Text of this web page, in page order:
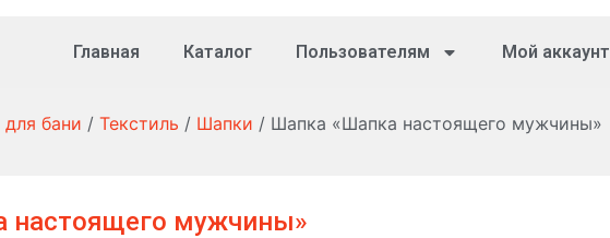
Главная Каталог Пользователям Мой аккаунт
бани / Текстиль / Шапки / Шапка «Шапка настоящего мужчины»
настоящего мужчины»